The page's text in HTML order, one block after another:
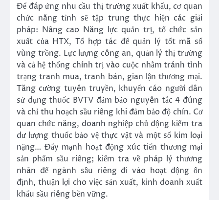
Để đáp ứng nhu cầu thị trường xuất khẩu, cơ quan
chức năng tỉnh sẽ tập trung thực hiện các giải
pháp: Nâng cao Năng lực quản trị, tổ chức sản
xuất của HTX, Tổ hợp tác để quản lý tốt mã số
vùng trồng. Lực lượng công an, quản lý thị trường
và cả hệ thống chính trị vào cuộc nhằm tránh tình
trạng tranh mua, tranh bán, gian lận thương mại.
Tăng cường tuyên truyền, khuyến cáo người dân
sử dụng thuốc BVTV đảm bảo nguyên tắc 4 đúng
và chỉ thu hoạch sầu riêng khi đảm bảo độ chín. Cơ
quan chức năng, doanh nghiệp chủ động kiểm tra
dư lượng thuốc bảo vệ thực vật và một số kim loại
nặng… Đẩy mạnh hoạt động xúc tiến thương mại
sản phẩm sầu riêng; kiểm tra về pháp lý thương
nhân để ngành sầu riêng đi vào hoạt động ổn
định, thuận lợi cho việc sản xuất, kinh doanh xuất
khẩu sầu riêng bền vững.